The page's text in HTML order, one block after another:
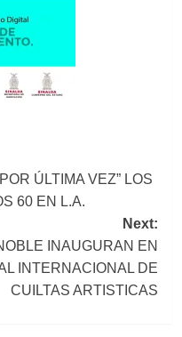
ÚLTIMA VEZ” LOS
60 EN L.A.
Next:
INAUGURAN EN
INTERNACIONAL DE
CUILTAS ARTISTICAS